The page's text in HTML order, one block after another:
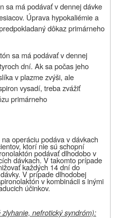
sa má podávať v dennej dávke
Úprava hypokaliémie a
dôkaz primárneho
sa má podávať v dennej
dní. Ak sa počas jeho
v plazme zvýši, ale
vysadí, treba zvážiť
primárneho
operáciu podáva v dávkach
ktorí nie sú schopní
podávať dlhodobo v
dávkach. V takomto prípade
každých 14 dní do
V prípade dlhodobej
v kombinácii s inými
účinkov.
nefrotický syndróm):